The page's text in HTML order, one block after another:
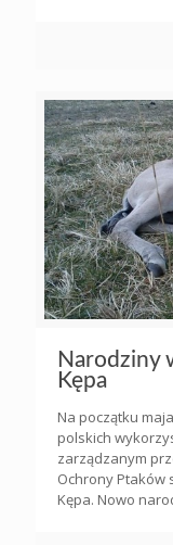
Narodziny
Kępa
Na początku
polskich
zarządzanym
Ochrony Ptaków
Kępa. Nowo